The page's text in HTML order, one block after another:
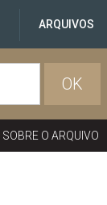
ARQUIVOS
OK
SOBRE O ARQUIVO